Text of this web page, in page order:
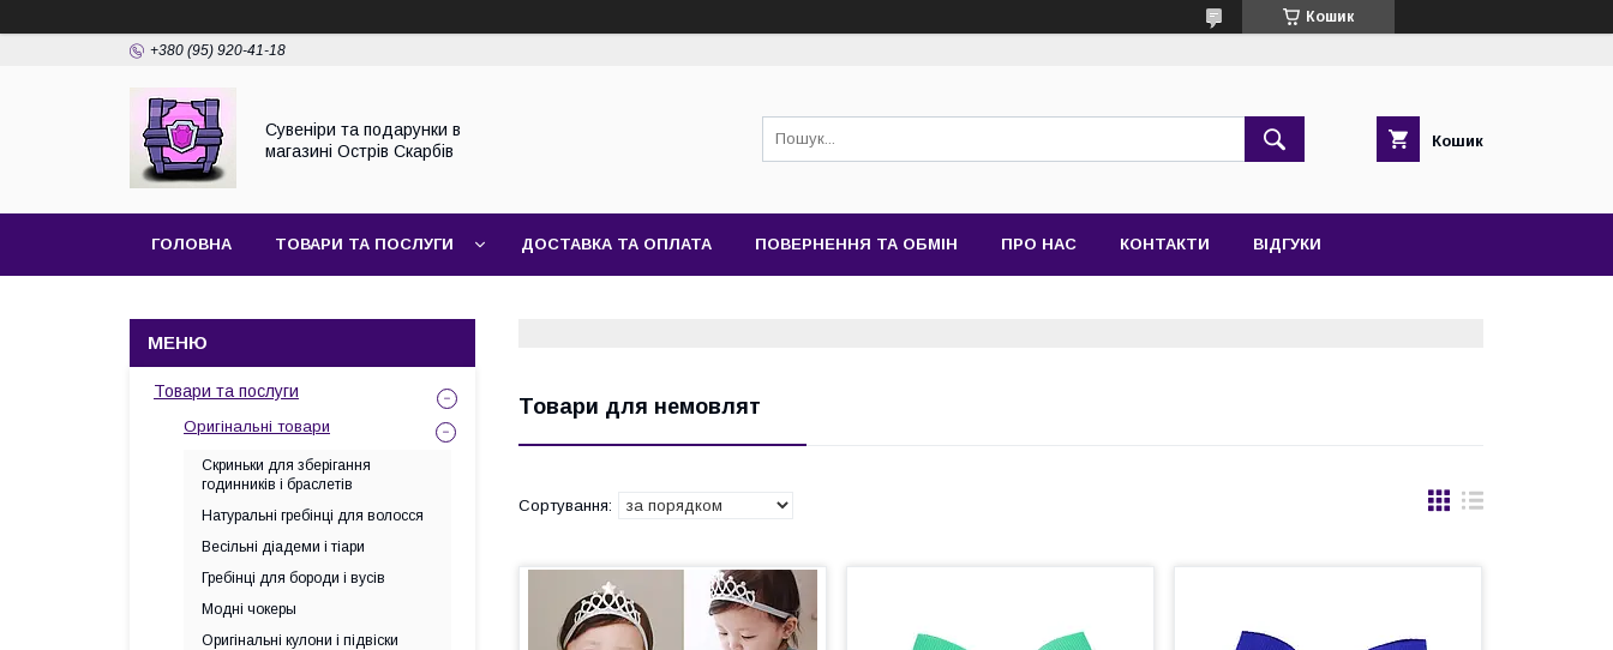
Кошик
+380 (95) 920-41-18
Сувеніри та подарунки в
магазині Острів Скарбів
Кошик
ГОЛОВНА ТОВАРИ ТА ПОСЛУГИ ДОСТАВКА ТА ОПЛАТА ПОВЕРНЕННЯ ТА ОБМІН ПРО НАС КОНТАКТИ ВІДГУКИ
Товари для немовлят
Товари та послуги
Оригінальні товари
Скриньки для зберігання
годинників і браслетів
Натуральні гребінці для волосся
Весільні діадеми і тіари
Гребінці для бороди і вусів
Модні чокеры
Оригінальні кулони і підвіски